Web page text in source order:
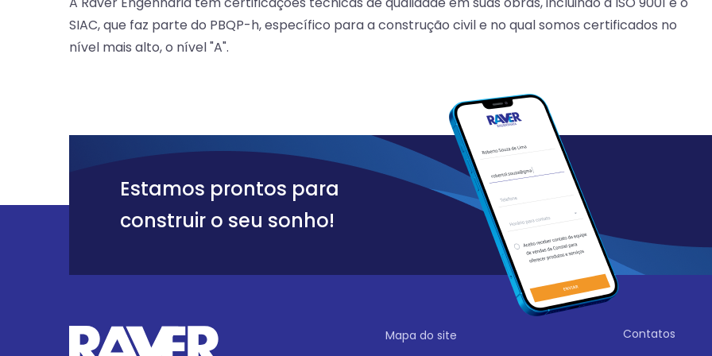
SIAC, que faz parte do PBQP-h, específico para a construção civil e no qual somos certificados no
nível mais alto, o nível "A".
Estamos prontos para
construir o seu sonho!
Mapa do site
Contatos